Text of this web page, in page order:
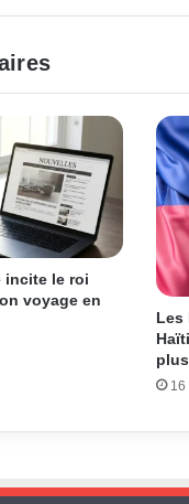
incite le roi
voyage en
Les
16